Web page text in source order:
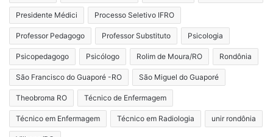
Presidente Médici Processo Seletivo IFRO
Professor Pedagogo Professor Substituto Psicologia
Psicopedagogo Psicólogo Rolim de Moura/RO Rondônia
São Francisco do Guaporé -RO São Miguel do Guaporé
Theobroma RO Técnico de Enfermagem
Técnico em Enfermagem Técnico em Radiologia unir rondônia